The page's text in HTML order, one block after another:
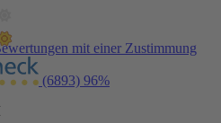
mit einer Zustimmung
(6893) 96%